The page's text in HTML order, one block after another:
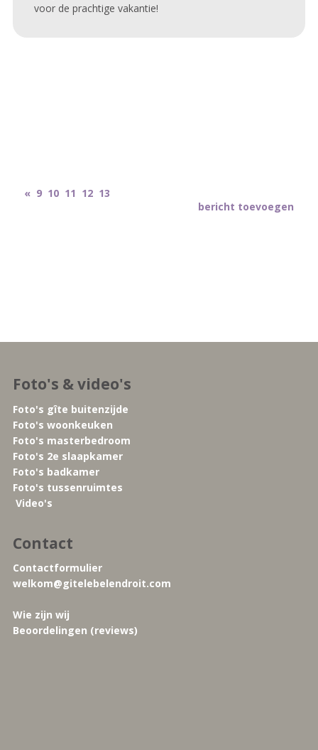
voor de prachtige vakantie!
« 9 10 11 12 13
bericht toevoegen
Foto's & video's
Foto's gîte buitenzijde
Foto's woonkeuken
Foto's masterbedroom
Foto's 2e slaapkamer
Foto's badkamer
Foto's tussenruimtes
Video's
Contact
Contactformulier
welkom@gitelebelendroit.com
Wie zijn wij
Beoordelingen (reviews)